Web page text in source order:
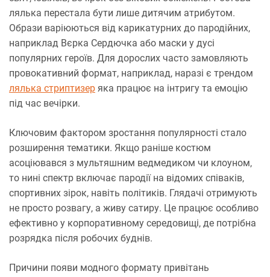
лялька перестала бути лише дитячим атрибутом.
Образи варіюються від карикатурних до пародійних,
наприклад Вєрка Сердючка або маски у дусі
популярних героїв. Для дорослих часто замовляють
провокативний формат, наприклад, наразі є трендом
лялька стриптизер яка працює на інтригу та емоцію
під час вечірки.
Ключовим фактором зростання популярності стало
розширення тематики. Якщо раніше костюм
асоціювався з мультяшним ведмедиком чи клоуном,
то нині спектр включає пародії на відомих співаків,
спортивних зірок, навіть політиків. Глядачі отримують
не просто розвагу, а живу сатиру. Це працює особливо
ефективно у корпоративному середовищі, де потрібна
розрядка після робочих буднів.
Причини появи модного формату привітань